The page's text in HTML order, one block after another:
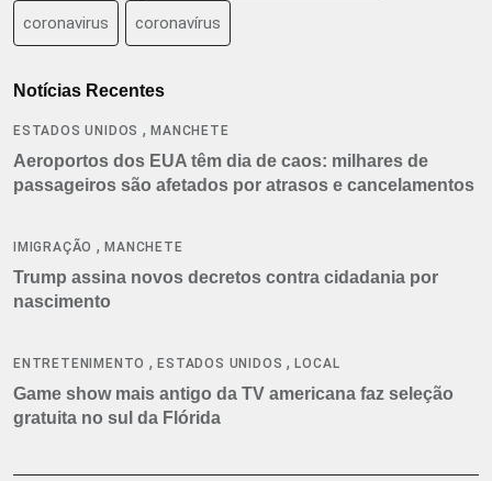
coronavirus coronavírus
Notícias Recentes
ESTADOS UNIDOS ,MANCHETE
Aeroportos dos EUA têm dia de caos: milhares de
passageiros são afetados por atrasos e cancelamentos
IMIGRAÇÃO ,MANCHETE
Trump assina novos decretos contra cidadania por
nascimento
ENTRETENIMENTO ,ESTADOS UNIDOS ,LOCAL
Game show mais antigo da TV americana faz seleção
gratuita no sul da Flórida